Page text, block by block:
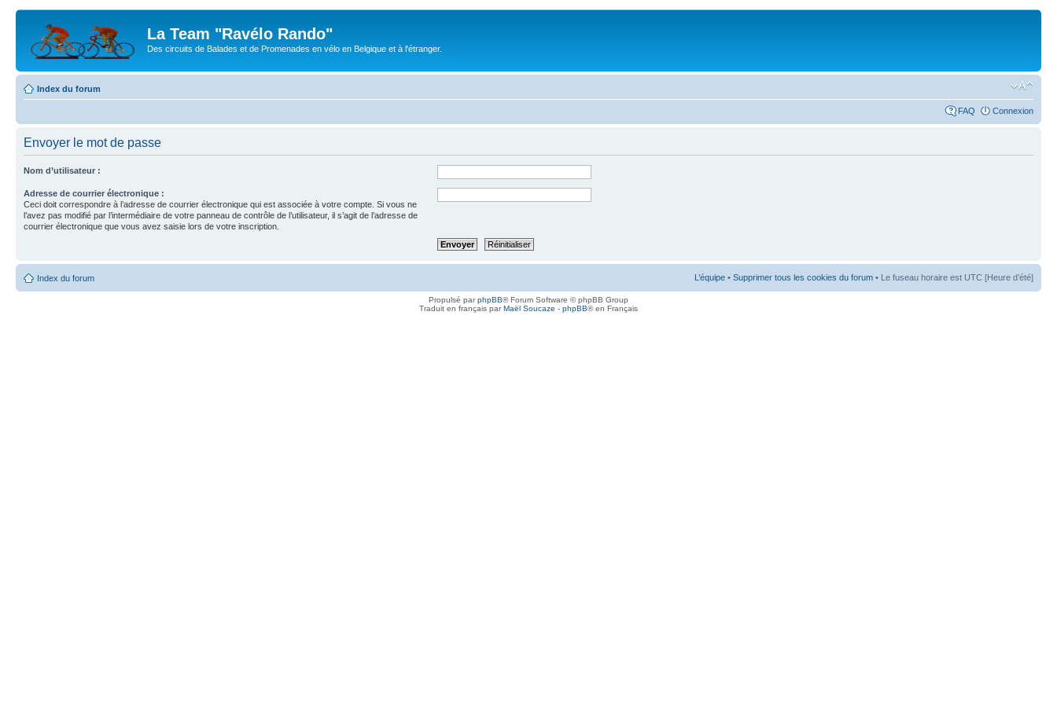
La Team "Ravélo Rando"
Des circuits de Balades et de Promenades en vélo en Belgique et à l'étranger.
Index du forum
FAQ Connexion
Envoyer le mot de passe
Nom d’utilisateur :
Adresse de courrier électronique :
Ceci doit correspondre à l’adresse de courrier électronique qui est associée à votre compte. Si vous ne
l’avez pas modifié par l’intermédiaire de votre panneau de contrôle de l’utilisateur, il s’agit de l’adresse de
courrier électronique que vous avez saisie lors de votre inscription.
Index du forum L’équipe • Supprimer tous les cookies du forum • Le fuseau horaire est UTC [Heure d’été]
Propulsé parphpBB® Forum Software © phpBB Group
Traduit en français parMaël Soucaze - phpBB® en Français